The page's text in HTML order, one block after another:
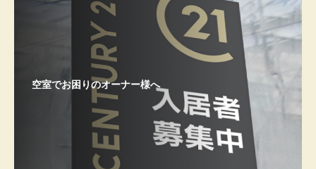
空室でお困りのオーナー様へ